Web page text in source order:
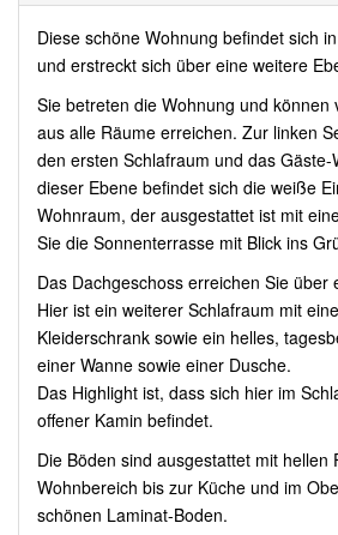
Diese schöne Wohnung befindet sich
und erstreckt sich über eine weitere
Sie betreten die Wohnung und können
aus alle Räume erreichen. Zur linken
den ersten Schlafraum und das Gäste-
dieser Ebene befindet sich die weiße
Wohnraum, der ausgestattet ist mit
Sie die Sonnenterrasse mit Blick ins
Das Dachgeschoss erreichen Sie über
Hier ist ein weiterer Schlafraum mit
Kleiderschrank sowie ein helles,
einer Wanne sowie einer Dusche.
Das Highlight ist, dass sich hier im
offener Kamin befindet.
Die Böden sind ausgestattet mit hellen
Wohnbereich bis zur Küche und im
schönen Laminat-Boden.